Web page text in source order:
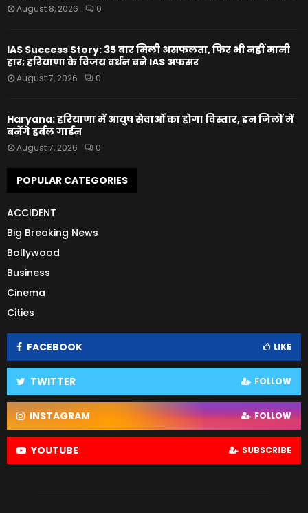
August 8, 2026 0
IAS Success Story: 35 बार मिली असफलता, फिर भी नहीं मानी
हार; हरियाणा के विजय वर्धन बने IAS अफसर
August 7, 2026 0
Haryana: हरियाणा में आयुष सेवाओं का होगा विस्तार, इन जिलों में
बनेंगे हर्बल गार्डन
August 7, 2026 0
POPULAR CATEGORIES
ACCIDENT
Big Breaking News
Bollywood
Business
Cinema
Cities
FACEBOOK LIKE
TWITTER FOLLOW
INSTAGRAM FOLLOW
YOUTUBE SUBSCRIBE